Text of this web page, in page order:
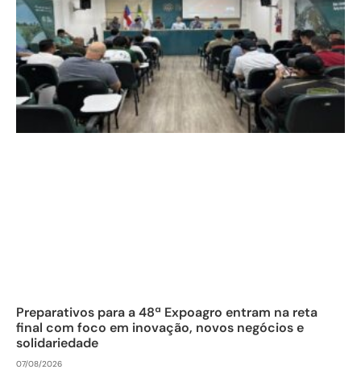
Preparativos para a 48ª Expoagro entram na reta
final com foco em inovação, novos negócios e
solidariedade
07/08/2026